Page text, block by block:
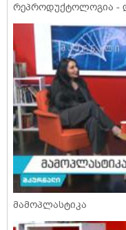
რეპროდუქტოლოგია -
მამოპლასტიკა